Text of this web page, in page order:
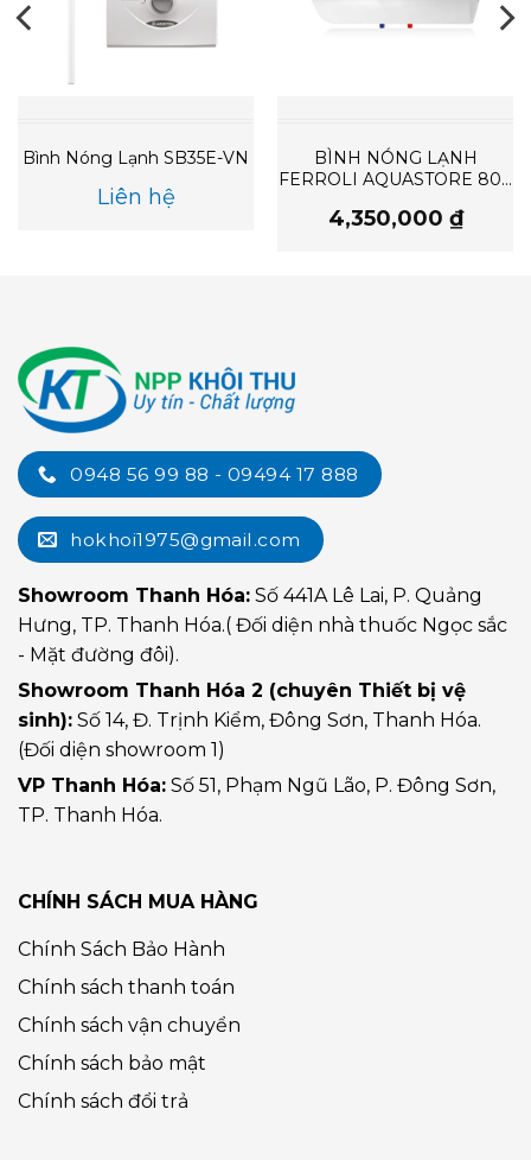
Bình Nóng Lạnh SB35E-VN
Liên hệ
BÌNH NÓNG LẠNH
FERROLI AQUASTORE 80L
4,350,000 ₫
0948 56 99 88 - 09494 17 888
hokhoi1975@gmail.com
Showroom Thanh Hóa: Số 441A Lê Lai, P. Quảng
Hưng, TP. Thanh Hóa.( Đối diện nhà thuốc Ngọc sắc
- Mặt đường đôi).
Showroom Thanh Hóa 2 (chuyên Thiết bị vệ
sinh): Số 14, Đ. Trịnh Kiểm, Đông Sơn, Thanh Hóa.
(Đối diện showroom 1)
VP Thanh Hóa: Số 51, Phạm Ngũ Lão, P. Đông Sơn,
TP. Thanh Hóa.
CHÍNH SÁCH MUA HÀNG
Chính Sách Bảo Hành
Chính sách thanh toán
Chính sách vận chuyển
Chính sách bảo mật
Chính sách đổi trả